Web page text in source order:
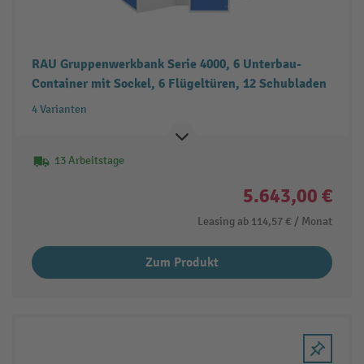
RAU Gruppenwerkbank Serie 4000, 6 Unterbau-
Container mit Sockel, 6 Flügeltüren, 12 Schubladen
4 Varianten
13 Arbeitstage
5.643,00 €
Leasing ab 114,57 € / Monat
Zum Produkt